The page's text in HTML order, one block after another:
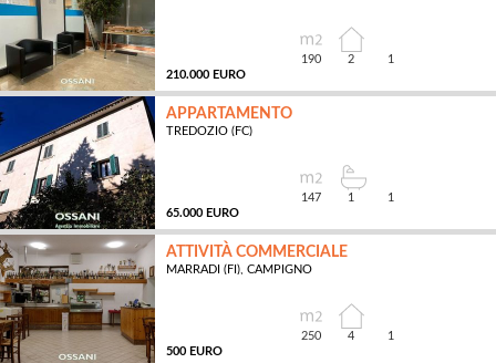
210.000 EURO
190 2 1
APPARTAMENTO
TREDOZIO (FC)
65.000 EURO
147 1 1
ATTIVITÀ COMMERCIALE
MARRADI (FI), CAMPIGNO
500 EURO
250 4 1